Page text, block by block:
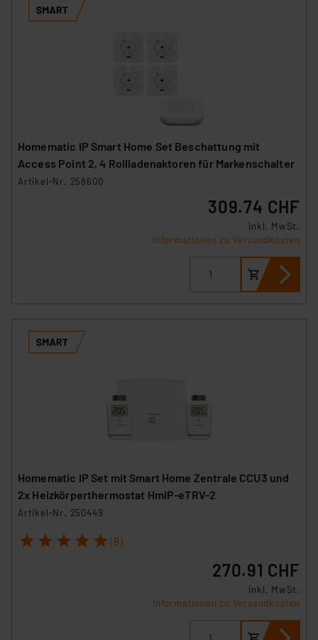
Homematic IP Smart Home Set Beschattung mit
Access Point 2, 4 Rollladenaktoren für Markenschalter
Artikel-Nr. 258600
309.74 CHF
inkl. MwSt.
Informationen zu Versandkosten
Homematic IP Set mit Smart Home Zentrale CCU3 und
2x Heizkörperthermostat HmIP-eTRV-2
Artikel-Nr. 250449
1 2 3 4 5 (8)
270.91 CHF
inkl. MwSt.
Informationen zu Versandkosten